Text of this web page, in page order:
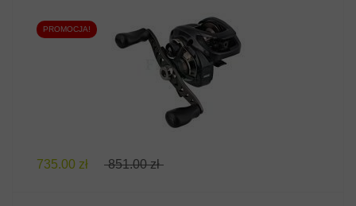
ZOBACZ PRODUKT
PROMOCJA!
735.00 zł 851.00 zł